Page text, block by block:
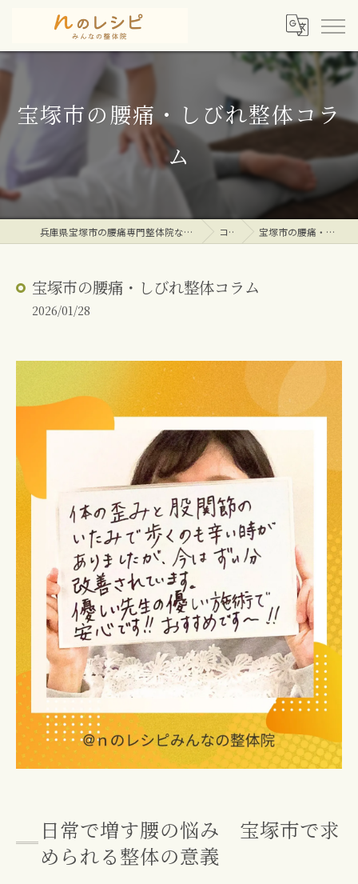
宝塚市の腰痛・しびれ整体コラ
ム
兵庫県宝塚市の腰痛専門整体院ならｎのレシピみんなの整体院 コラム 宝塚市の腰痛・しびれ整体コラム
宝塚市の腰痛・しびれ整体コラム
2026/01/28
日常で増す腰の悩み 宝塚市で求
められる整体の意義